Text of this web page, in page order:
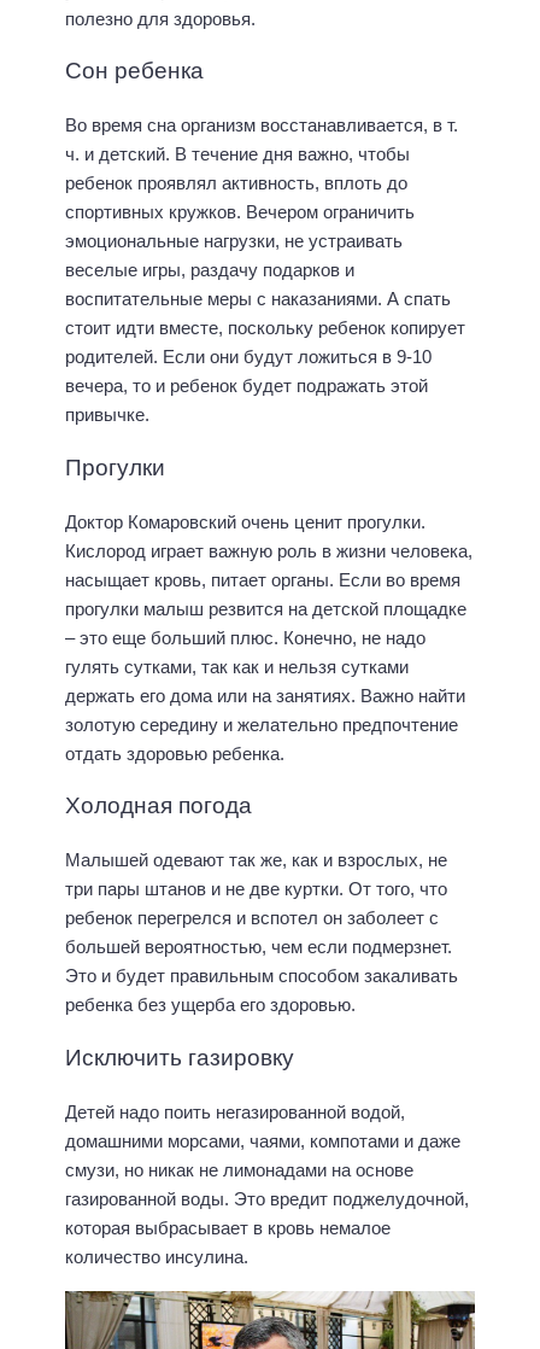
полезно для здоровья.
Сон ребенка
Во время сна организм восстанавливается, в т.
ч. и детский. В течение дня важно, чтобы
ребенок проявлял активность, вплоть до
спортивных кружков. Вечером ограничить
эмоциональные нагрузки, не устраивать
веселые игры, раздачу подарков и
воспитательные меры с наказаниями. А спать
стоит идти вместе, поскольку ребенок копирует
родителей. Если они будут ложиться в 9-10
вечера, то и ребенок будет подражать этой
привычке.
Прогулки
Доктор Комаровский очень ценит прогулки.
Кислород играет важную роль в жизни человека,
насыщает кровь, питает органы. Если во время
прогулки малыш резвится на детской площадке
– это еще больший плюс. Конечно, не надо
гулять сутками, так как и нельзя сутками
держать его дома или на занятиях. Важно найти
золотую середину и желательно предпочтение
отдать здоровью ребенка.
Холодная погода
Малышей одевают так же, как и взрослых, не
три пары штанов и не две куртки. От того, что
ребенок перегрелся и вспотел он заболеет с
большей вероятностью, чем если подмерзнет.
Это и будет правильным способом закаливать
ребенка без ущерба его здоровью.
Исключить газировку
Детей надо поить негазированной водой,
домашними морсами, чаями, компотами и даже
смузи, но никак не лимонадами на основе
газированной воды. Это вредит поджелудочной,
которая выбрасывает в кровь немалое
количество инсулина.